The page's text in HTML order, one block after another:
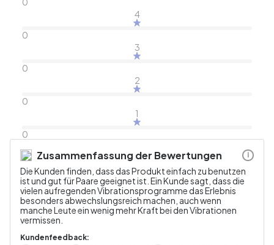
4
0
3
0
2
0
1
0
Zusammenfassung der Bewertungen
Die Kunden finden, dass das Produkt einfach zu benutzen
ist und gut für Paare geeignet ist. Ein Kunde sagt, dass die
vielen aufregenden Vibrationsprogramme das Erlebnis
besonders abwechslungsreich machen, auch wenn
manche Leute ein wenig mehr Kraft bei den Vibrationen
vermissen.
Kundenfeedback:
i